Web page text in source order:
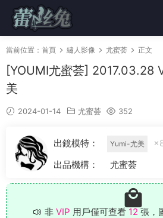
當前位置： 首頁 繡人影像 尤蜜荟 正文
[YOUMI尤蜜荟] 2017.03.28
美
2024-01-14 尤蜜荟 352
出鏡模特： Yumi-尤美
出品機構：
尤蜜荟
非 VIP 用戶僅可查看 12 張，